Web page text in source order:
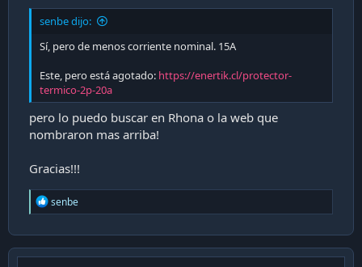
senbe dijo:
Sí, pero de menos corriente nominal. 15A
Este, pero está agotado: https://enertik.cl/protector-
termico-2p-20a
pero lo puedo buscar en Rhona o la web que
nombraron mas arriba!
Gracias!!!
R
e
c
t
senbe